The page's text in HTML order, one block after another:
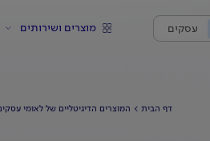
עסקים מוצרים ושירותים
דף הבית המוצרים הדיגיטליים של לאומי